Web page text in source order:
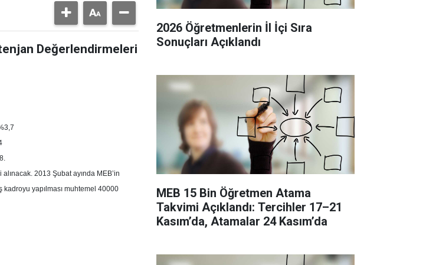
Değerlendirmeleri
2013 Şubat ayında MEB’in
kadroyu yapılması muhtemel 40000
2026 Öğretmenlerin İl İçi Sıra
Sonuçları Açıklandı
MEB 15 Bin Öğretmen Atama
Takvimi Açıklandı: Tercihler 17–21
Kasım’da, Atamalar 24 Kasım’da